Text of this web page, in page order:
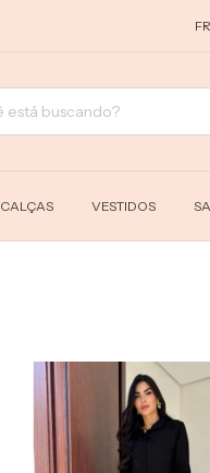
FRETE
CALÇAS VESTIDOS